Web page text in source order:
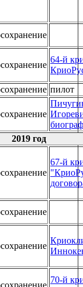
64-й
пилот
2019 год
67-й
70-й